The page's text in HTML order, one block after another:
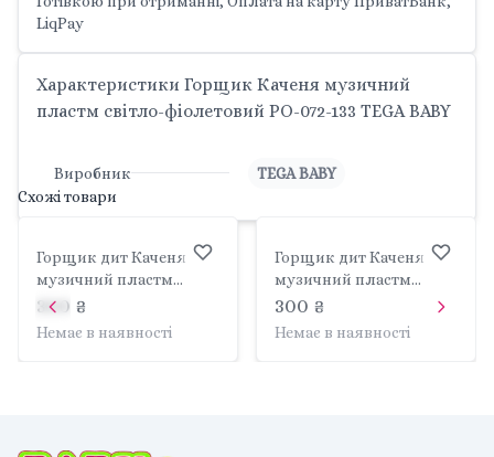
LiqPay
Характеристики Горщик Каченя музичний
пластм світло-фіолетовий PO-072-133 TEGA BABY
Виробник
TEGA BABY
Схожі товари
Горщик дит Каченя
музичний пластм
світло-жовтий PO-072-
300 ₴
Немає в наявності
Горщик дит Каченя
музичний пластм
світло блакитний PO-
300 ₴
Немає в наявності